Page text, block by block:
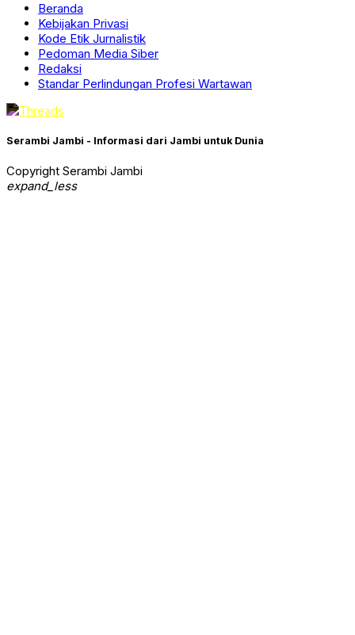
Beranda
Kebijakan Privasi
Kode Etik Jurnalistik
Pedoman Media Siber
Redaksi
Standar Perlindungan Profesi Wartawan
Serambi Jambi - Informasi dari Jambi untuk Dunia
Copyright Serambi Jambi
expand_less